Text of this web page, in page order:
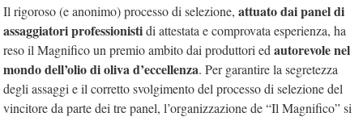
Il rigoroso (e anonimo) processo di selezione, attuato dai panel di
assaggiatori professionistidi attestata e comprovata esperienza, ha
reso il Magnifico un premio ambito dai produttori ed autorevole nel
mondo dell’olio di oliva d’eccellenza. Per garantire la segretezza
degli assaggi e il corretto svolgimento del processo di selezione del
vincitore da parte dei tre panel, l’organizzazione de “Il Magnifico” si